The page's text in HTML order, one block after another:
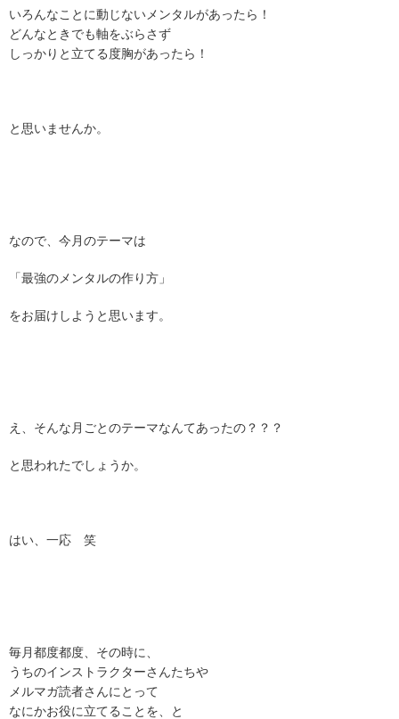
いろんなことに動じないメンタルがあったら！
どんなときでも軸をぶらさず
しっかりと立てる度胸があったら！
と思いませんか。
なので、今月のテーマは
「最強のメンタルの作り方」
をお届けしようと思います。
え、そんな月ごとのテーマなんてあったの？？？
と思われたでしょうか。
はい、一応 笑
毎月都度都度、その時に、
うちのインストラクターさんたちや
メルマガ読者さんにとって
なにかお役に立てることを、と